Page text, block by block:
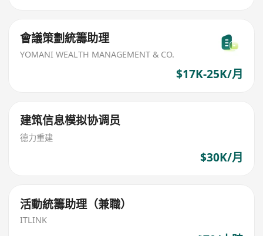
會議策劃統籌助理
YOMANI WEALTH MANAGEMENT & CO.
$17K-25K/月
建筑信息模拟协调员
德力重建
$30K/月
活動統籌助理（兼職）
ITLINK